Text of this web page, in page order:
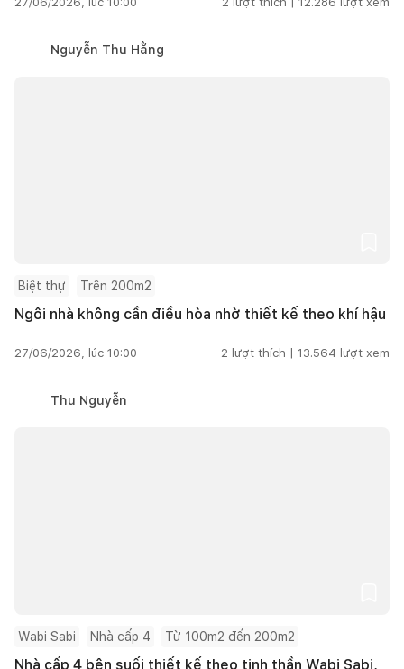
Nguyễn Thu Hằng
Biệt thự Trên 200m2
Ngôi nhà không cần điều hòa nhờ thiết kế theo khí hậu
27/06/2026, lúc 10:00 2 lượt thích | 13.564 lượt xem
Thu Nguyễn
Wabi Sabi Nhà cấp 4 Từ 100m2 đến 200m2
Nhà cấp 4 bên suối thiết kế theo tinh thần Wabi Sabi,